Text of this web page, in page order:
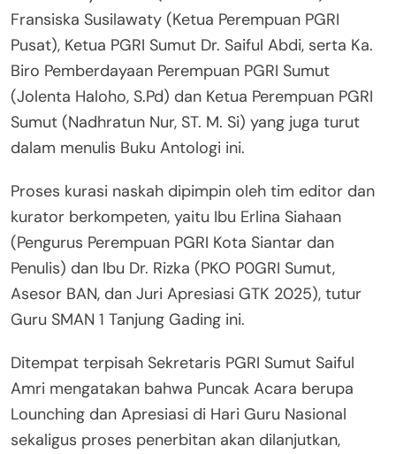
Fransiska Susilawaty (Ketua Perempuan PGRI
Pusat), Ketua PGRI Sumut Dr. Saiful Abdi, serta Ka.
Biro Pemberdayaan Perempuan PGRI Sumut
(Jolenta Haloho, S.Pd) dan Ketua Perempuan PGRI
Sumut (Nadhratun Nur, ST. M. Si) yang juga turut
dalam menulis Buku Antologi ini.
Proses kurasi naskah dipimpin oleh tim editor dan
kurator berkompeten, yaitu Ibu Erlina Siahaan
(Pengurus Perempuan PGRI Kota Siantar dan
Penulis) dan Ibu Dr. Rizka (PKO P0GRI Sumut,
Asesor BAN, dan Juri Apresiasi GTK 2025), tutur
Guru SMAN 1 Tanjung Gading ini.
Ditempat terpisah Sekretaris PGRI Sumut Saiful
Amri mengatakan bahwa Puncak Acara berupa
Lounching dan Apresiasi di Hari Guru Nasional
sekaligus proses penerbitan akan dilanjutkan,